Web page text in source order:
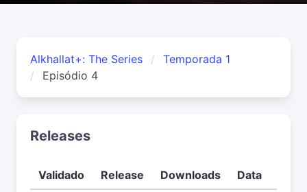
Alkhallat+: The Series
Temporada 1
Episódio 4
Releases
Validado Release Downloads Data